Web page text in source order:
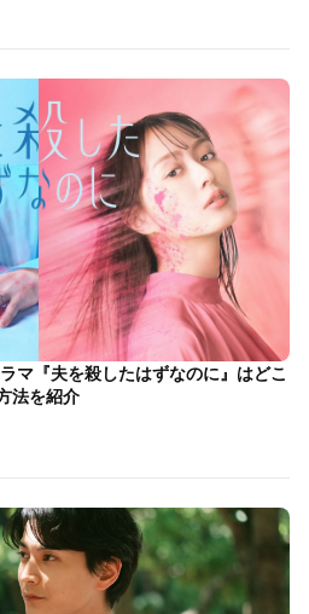
マ『夫を殺したはずなのに』はどこ
法を紹介